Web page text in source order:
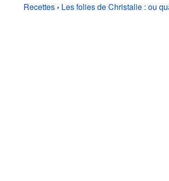
Recettes › Les folies de Christalie : ou